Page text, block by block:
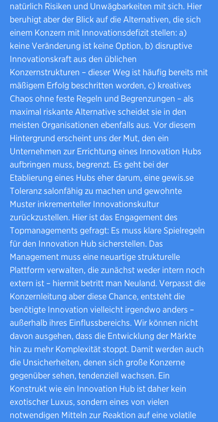
natürlich Risiken und Unwägbarkeiten mit sich. Hier
beruhigt aber der Blick auf die Alternativen, die sich
einem Konzern mit Innovationsdefizit stellen: a)
keine Veränderung ist keine Option, b) disruptive
Innovationskraft aus den üblichen
Konzernstrukturen – dieser Weg ist häufig bereits mit
mäßigem Erfolg beschritten worden, c) kreatives
Chaos ohne feste Regeln und Begrenzungen – als
maximal riskante Alternative scheidet sie in den
meisten Organisationen ebenfalls aus. Vor diesem
Hintergrund erscheint uns der Mut, den ein
Unternehmen zur Errichtung eines Innovation Hubs
aufbringen muss, begrenzt. Es geht bei der
Etablierung eines Hubs eher darum, eine gewis.se
Toleranz salonfähig zu machen und gewohnte
Muster inkrementeller Innovationskultur
zurückzustellen. Hier ist das Engagement des
Topmanagements gefragt: Es muss klare Spielregeln
für den Innovation Hub sicherstellen. Das
Management muss eine neuartige strukturelle
Plattform verwalten, die zunächst weder intern noch
extern ist – hiermit betritt man Neuland. Verpasst die
Konzernleitung aber diese Chance, entsteht die
benötigte Innovation vielleicht irgendwo anders –
außerhalb ihres Einflussbereichs. Wir können nicht
davon ausgehen, dass die Entwicklung der Märkte
hin zu mehr Komplexität stoppt. Damit werden auch
die Unsicherheiten, denen sich große Konzerne
gegenüber sehen, tendenziell wachsen. Ein
Konstrukt wie ein Innovation Hub ist daher kein
exotischer Luxus, sondern eines von vielen
notwendigen Mitteln zur Reaktion auf eine volatile